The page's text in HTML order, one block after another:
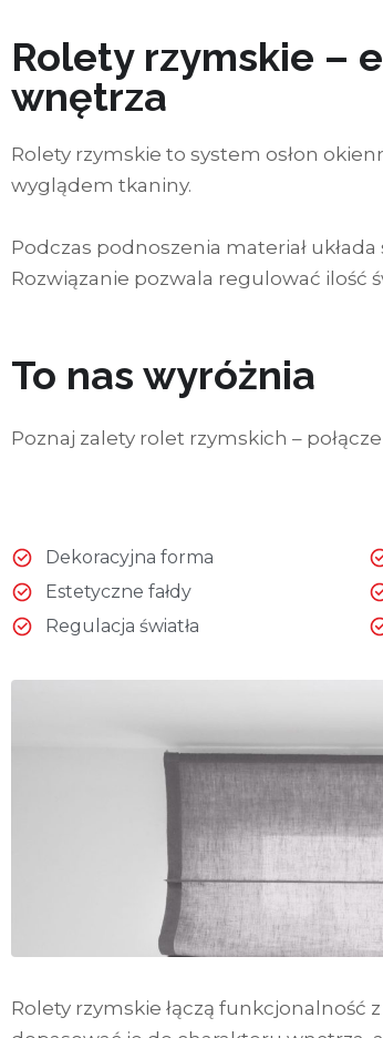
Rolety rzymskie –
wnętrza
Rolety rzymskie to system osłon
wyglądem tkaniny.
Podczas podnoszenia materiał
Rozwiązanie pozwala regulować ilość
To nas wyróżnia
Poznaj zalety rolet rzymskich –
Dekoracyjna forma
Estetyczne fałdy
Regulacja światła
Rolety rzymskie łączą funkcjonalność